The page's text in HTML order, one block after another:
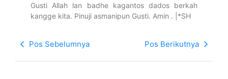
Gusti Allah lan badhe kagantos dados berkah
kangge kita. Pinuji asmanipun Gusti. Amin . |*SH
Pos Sebelumnya Pos Berikutnya